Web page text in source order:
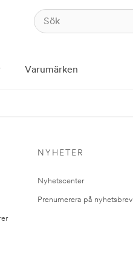
Varumärken
NYHETER
Nyhetscenter
Prenumerera på nyhetsbrev